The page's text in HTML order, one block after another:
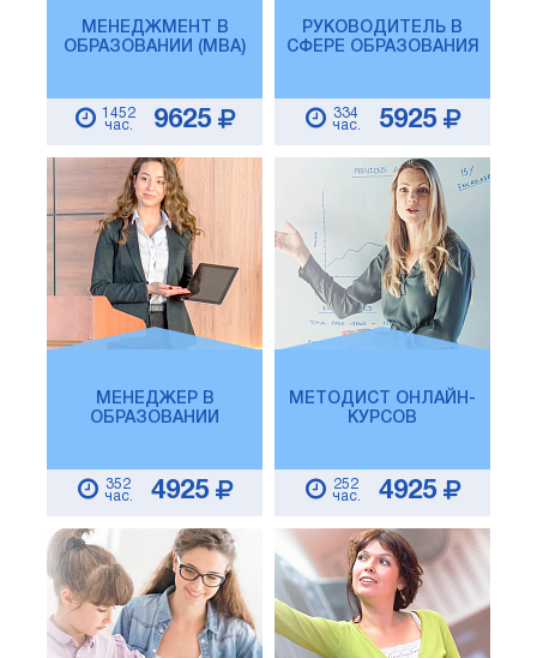
МЕНЕДЖМЕНТ В
ОБРАЗОВАНИИ (MBA)
1452
час.
9625
РУКОВОДИТЕЛЬ В
СФЕРЕ ОБРАЗОВАНИЯ
334
час.
5925
МЕНЕДЖЕР В
ОБРАЗОВАНИИ
352
час.
4925
МЕТОДИСТ ОНЛАЙН-
КУРСОВ
252
час.
4925